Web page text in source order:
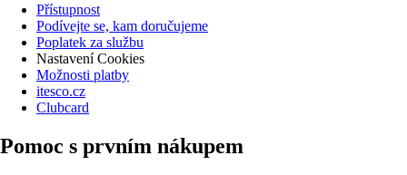
Přístupnost
Podívejte se, kam doručujeme
Poplatek za službu
Nastavení Cookies
Možnosti platby
itesco.cz
Clubcard
Pomoc s prvním nákupem